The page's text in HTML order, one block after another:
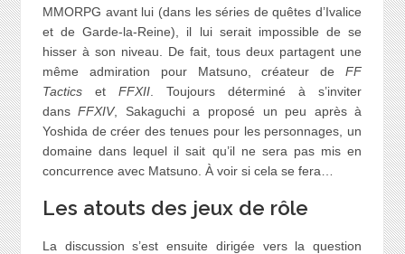
MMORPG avant lui (dans les séries de quêtes d’Ivalice
et de Garde-la-Reine), il lui serait impossible de se
hisser à son niveau. De fait, tous deux partagent une
même admiration pour Matsuno, créateur deFF
Tacticset FFXII. Toujours déterminé à s’inviter
dansFFXIV, Sakaguchi a proposé un peu après à
Yoshida de créer des tenues pour les personnages, un
domaine dans lequel il sait qu’il ne sera pas mis en
concurrence avec Matsuno. À voir si cela se fera…
Les atouts des jeux de rôle
La discussion s’est ensuite dirigée vers la question